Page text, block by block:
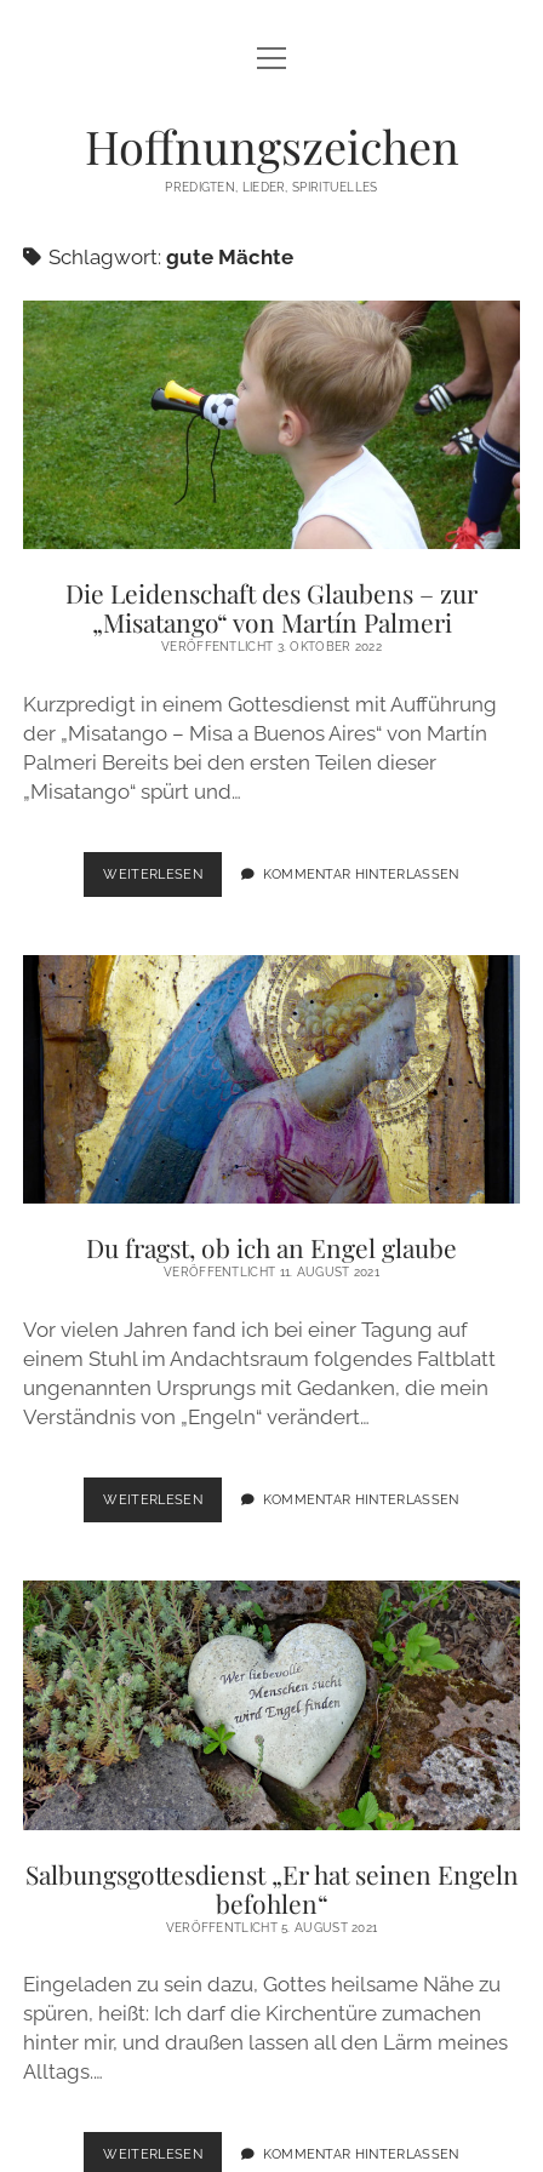
STARTSEITE
PREDIGTEN
TEXTE/PPP
PSALM
LIEDER
LITURGIEN
MEDITATIONEN
SONSTIGES
IMPRESSUM
instagram
email
Menü
öffnen
Hoffnungszeichen
PREDIGTEN, LIEDER, SPIRITUELLES
Schlagwort: gute Mächte
Die Leidenschaft des Glaubens – zur
„Misatango“ von Martín Palmeri
VERÖFFENTLICHT 3. OKTOBER 2022
Kurzpredigt in einem Gottesdienst mit Aufführung
der „Misatango – Misa a Buenos Aires“ von Martín
Palmeri Bereits bei den ersten Teilen dieser
„Misatango“ spürt und…
WEITERLESENDIE
LEIDENSCHAFT
–
ZUR
„MISATANGO“
VON
MARTÍN
PALMERI
KOMMENTAR HINTERLASSEN
Du fragst, ob ich an Engel glaube
VERÖFFENTLICHT 11. AUGUST 2021
Vor vielen Jahren fand ich bei einer Tagung auf
einem Stuhl im Andachtsraum folgendes Faltblatt
ungenannten Ursprungs mit Gedanken, die mein
Verständnis von „Engeln“ verändert…
WEITERLESENDU
FRAGST,
AN
ENGEL
GLAUBE
KOMMENTAR HINTERLASSEN
Salbungsgottesdienst „Er hat seinen Engeln
befohlen“
VERÖFFENTLICHT 5. AUGUST 2021
Eingeladen zu sein dazu, Gottes heilsame Nähe zu
spüren, heißt: Ich darf die Kirchentüre zumachen
hinter mir, und draußen lassen all den Lärm meines
Alltags.…
WEITERLESENSALBUNGSGOTTESDIENST
KOMMENTAR HINTERLASSEN